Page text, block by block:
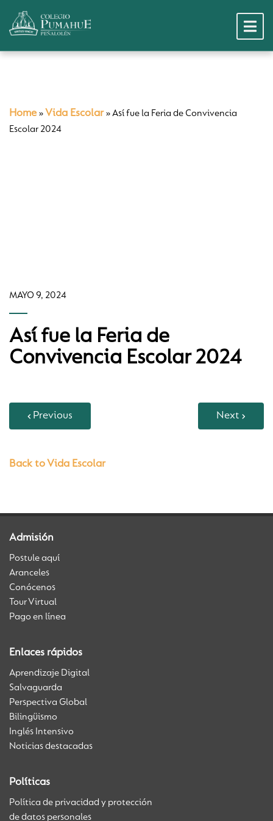
Home » Vida Escolar»Así fue la Feria de Convivencia
Escolar 2024
MAYO 9, 2024
Así fue la Feria de
Convivencia Escolar 2024
Previous Next
Back to Vida Escolar
Admisión
Postule aquí
Aranceles
Conócenos
Tour Virtual
Pago en línea
Enlaces rápidos
Aprendizaje Digital
Salvaguarda
Perspectiva Global
Bilingüismo
Inglés Intensivo
Noticias destacadas
Políticas
Política de privacidad y protección
de datos personales